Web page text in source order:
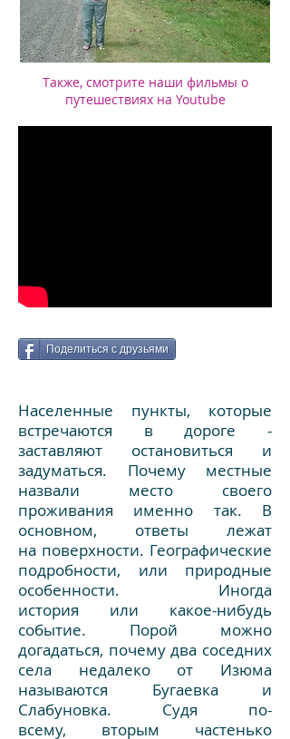
Также, смотрите наши фильмы о
путешествиях на Youtube
Поделиться с друзьями
Населенные пункты, которые
встречаются в дороге -
заставляют остановиться и
задуматься. Почему местные
назвали место своего
проживания именно так. В
основном, ответы лежат
на поверхности. Географические
подробности, или природные
особенности. Иногда
история или какое-нибудь
событие. Порой можно
догадаться, почему два соседних
села недалеко от Изюма
называются Бугаевка и
Слабуновка. Судя по-
всему, вторым частенько